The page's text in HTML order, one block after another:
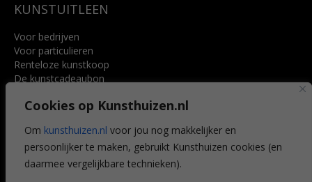
Cookies op Kunsthuizen.nl
Om kunsthuizen.nl voor jou nog makkelijker en
persoonlijker te maken, gebruikt Kunsthuizen cookies (en
daarmee vergelijkbare technieken).
KUNSTUITLEEN
Voor bedrijven
Voor particulieren
Renteloze kunstkoop
De kunstcadeaubon
Voordelen
Veelgestelde vragen
CONTACT